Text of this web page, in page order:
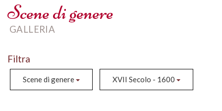
Scene di genere
GALLERIA
Filtra
Scene di genere XVII Secolo - 1600